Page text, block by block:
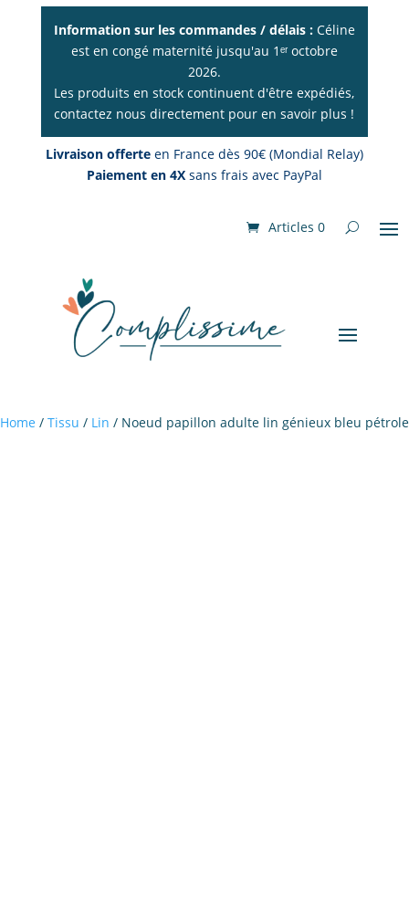
Information sur les commandes / délais : Céline
est en congé maternité jusqu'au 1ᵉʳ octobre
2026.
Les produits en stock continuent d'être expédiés,
contactez nous directement pour en savoir plus !
Livraison offerte en France dès 90€ (Mondial Relay)
Paiement en 4X sans frais avec PayPal
Articles 0
Home / Tissu / Lin / Noeud papillon adulte lin génieux bleu pétrole